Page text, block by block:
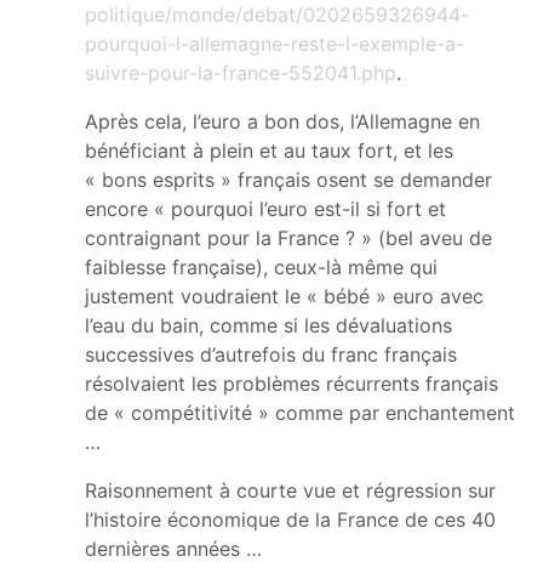
politique/monde/debat/0202659326944-
pourquoi-l-allemagne-reste-l-exemple-a-
suivre-pour-la-france-552041.php.
Après cela, l’euro a bon dos, l’Allemagne en
bénéficiant à plein et au taux fort, et les
« bons esprits » français osent se demander
encore « pourquoi l’euro est-il si fort et
contraignant pour la France ? » (bel aveu de
faiblesse française), ceux-là même qui
justement voudraient le « bébé » euro avec
l’eau du bain, comme si les dévaluations
successives d’autrefois du franc français
résolvaient les problèmes récurrents français
de « compétitivité » comme par enchantement
…
Raisonnement à courte vue et régression sur
l’histoire économique de la France de ces 40
dernières années …